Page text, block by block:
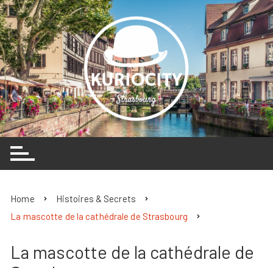
Skip
to
content
Home
Histoires & Secrets
La mascotte de la cathédrale de Strasbourg
La mascotte de la cathédrale de